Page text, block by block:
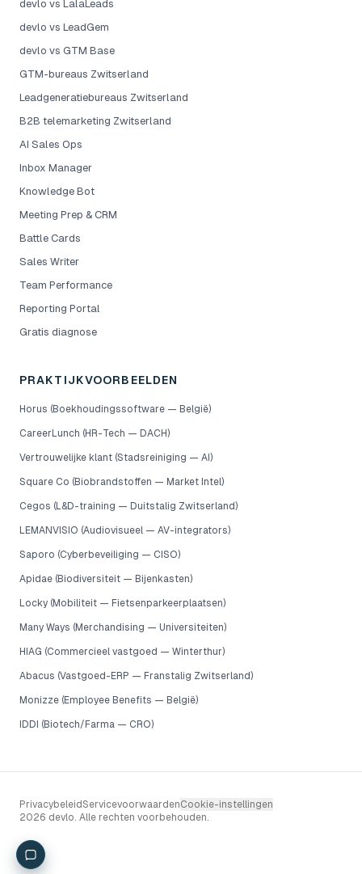
devlo vs LalaLeads
devlo vs LeadGem
devlo vs GTM Base
GTM-bureaus Zwitserland
Leadgeneratiebureaus Zwitserland
B2B telemarketing Zwitserland
AI Sales Ops
Inbox Manager
Knowledge Bot
Meeting Prep & CRM
Battle Cards
Sales Writer
Team Performance
Reporting Portal
Gratis diagnose
PRAKTIJKVOORBEELDEN
Horus (Boekhoudingssoftware — België)
CareerLunch (HR-Tech — DACH)
Vertrouwelijke klant (Stadsreiniging — AI)
Square Co (Biobrandstoffen — Market Intel)
Cegos (L&D-training — Duitstalig Zwitserland)
LEMANVISIO (Audiovisueel — AV-integrators)
Saporo (Cyberbeveiliging — CISO)
Apidae (Biodiversiteit — Bijenkasten)
Locky (Mobiliteit — Fietsenparkeerplaatsen)
Many Ways (Merchandising — Universiteiten)
HIAG (Commercieel vastgoed — Winterthur)
Abacus (Vastgoed-ERP — Franstalig Zwitserland)
Monizze (Employee Benefits — België)
IDDI (Biotech/Farma — CRO)
PrivacybeleidServicevoorwaardenCookie-instellingen
2026 devlo. Alle rechten voorbehouden.